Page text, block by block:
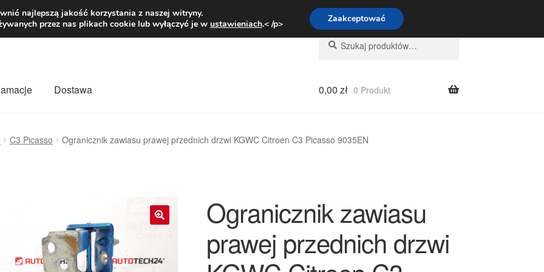
zł Pn.-pt. 9:00-16:00800 003 167
Szukaj:
Szukaj
Dostawa 0,00 zł 0 Produkt
C3 Picasso Ogranicznik zawiasu prawej przednich drzwi KGWC Citroen C3 Picasso 9035EN
Ogranicznik zawiasu
prawej przednich drzwi
najlepszą jakość korzystania z naszej witryny.
przez nas plikach cookie lub wyłączyć je w ustawieniach.< /p> Zaakceptować